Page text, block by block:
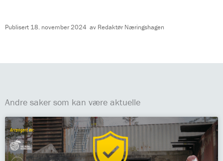
Publisert 18. november 2024 av Redaktør Næringshagen
Andre saker som kan være aktuelle